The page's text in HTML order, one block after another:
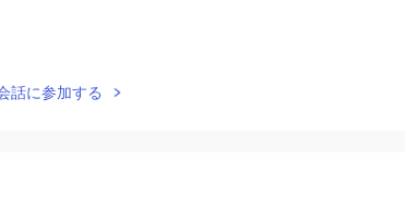
話に参加する